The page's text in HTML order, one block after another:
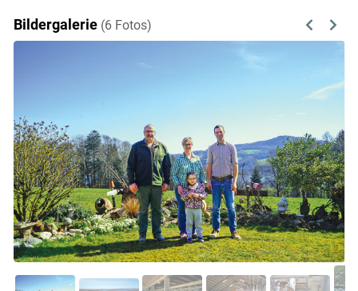
Bildergalerie (6 Fotos) Previous
Next